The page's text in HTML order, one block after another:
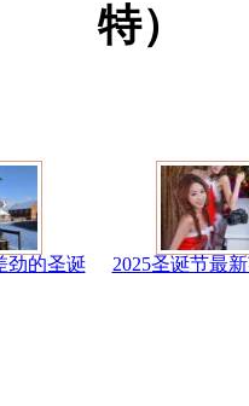
特）
劲的圣诞 2025圣诞节最